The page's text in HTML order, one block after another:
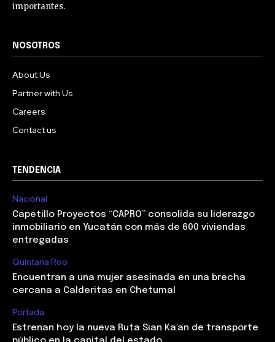
importantes.
NOSOTROS
About Us
Partner with Us
Careers
Contact us
TENDENCIA
Nacional
Capetillo Proyectos “CAPRO” consolida su liderazgo
inmobiliario en Yucatán con más de 600 viviendas
entregadas
Quintana Roo
Encuentran a una mujer asesinada en una brecha
cercana a Calderitas en Chetumal
Portada
Estrenan hoy la nueva Ruta Sian Ka’an de transporte